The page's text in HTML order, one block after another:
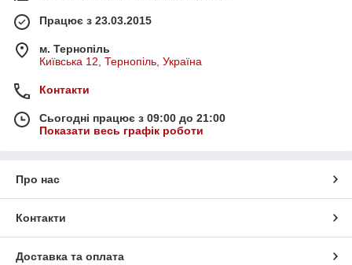
Працює з 23.03.2015
м. Тернопіль
Київська 12, Тернопіль, Україна
Контакти
Сьогодні працює з 09:00 до 21:00
Показати весь графік роботи
Про нас
Контакти
Доставка та оплата